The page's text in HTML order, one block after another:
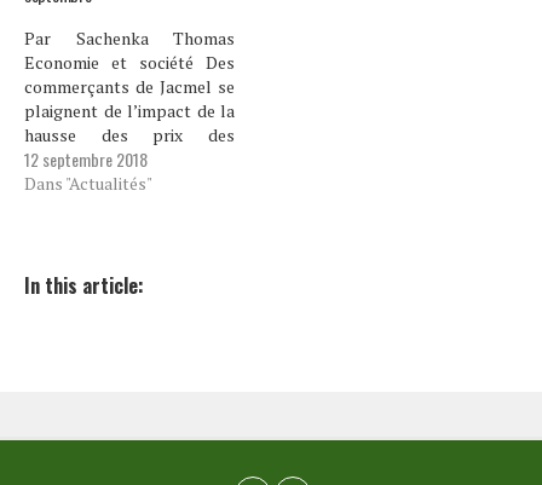
Par Sachenka Thomas
Economie et société Des
commerçants de Jacmel se
plaignent de l’impact de la
hausse des prix des
produits de première
nécessité sur leurs
complexe des jeunes à l’
12 septembre 2018
Dans "Actualités"
In this article: